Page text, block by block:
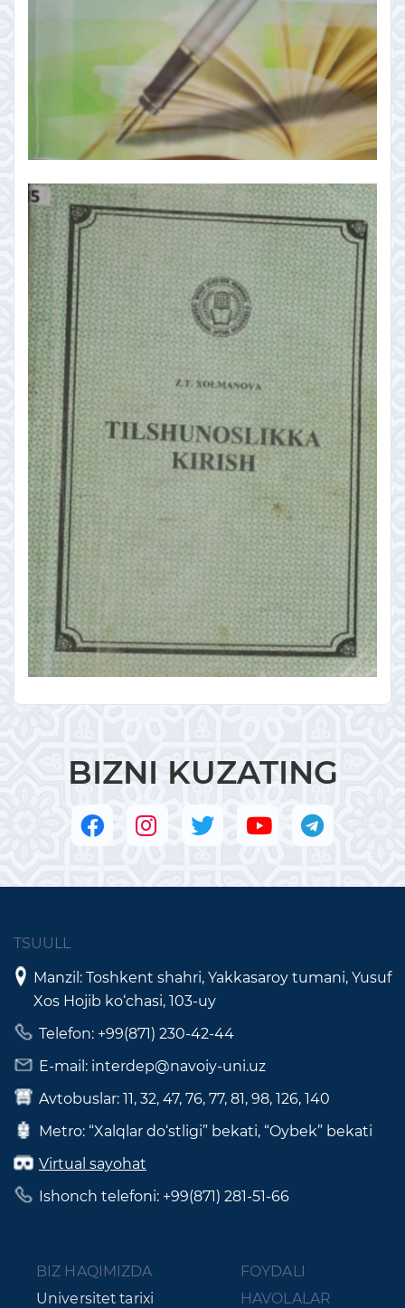
BIZNI KUZATING
TSUULL
Manzil: Toshkent shahri, Yakkasaroy tumani, Yusuf
Xos Hojib ko‘chasi, 103-uy
Telefon: +99(871) 230-42-44
E-mail: interdep@navoiy-uni.uz
Avtobuslar: 11, 32, 47, 76, 77, 81, 98, 126, 140
Metro: “Xalqlar do‘stligi” bekati, “Oybek” bekati
Virtual sayohat
Ishonch telefoni: +99(871) 281-51-66
BIZ HAQIMIZDA
Universitet tarixi
FOYDALI
HAVOLALAR